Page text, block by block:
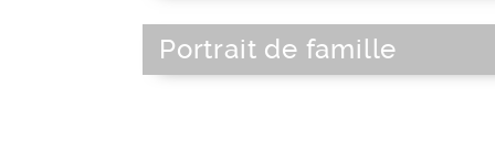
Portrait de famille